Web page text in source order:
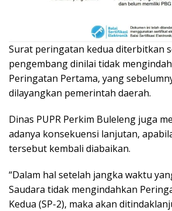
Surat peringatan kedua diterbitkan
pengembang dinilai tidak
Peringatan Pertama, yang
dilayangkan pemerintah daerah.
Dinas PUPR Perkim Buleleng juga
adanya konsekuensi lanjutan,
tersebut kembali diabaikan.
“Dalam hal setelah jangka waktu
Saudara tidak mengindahkan
Kedua (SP-2), maka akan